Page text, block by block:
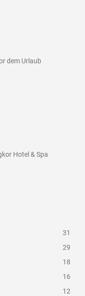
dem Urlaub
Hotel & Spa
31
29
18
16
12